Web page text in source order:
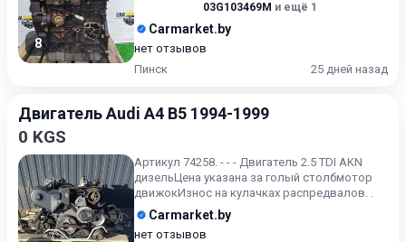
8
03G103469M и ещё 1
Carmarket.by
нет отзывов
Пинск
25 дней назад
Двигатель Audi A4 B5 1994-1999
0 KGS
Артикул 74258. - - - Двигатель 2.5 TDI AKN
дизельЦена указана за голый столбмотор
движокИзнос на кулачках распредвалов. .
Carmarket.by
нет отзывов